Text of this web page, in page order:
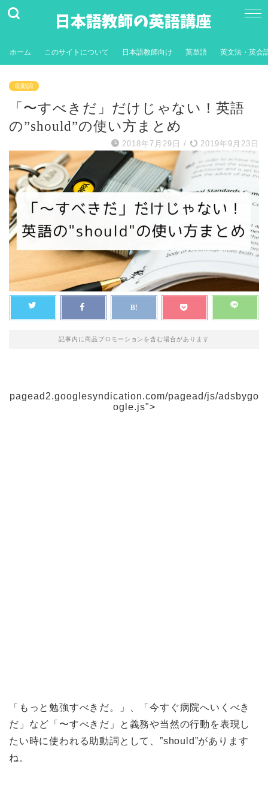
ホーム このサイトについて 日本語教師向け 英単語 英文法・英会
助動詞
「〜すべきだ」だけじゃない！英語
の”should”の使い方まとめ
2018年7月29日 / 2019年9月23日
記事内に商品プロモーションを含む場合があります
pagead2.googlesyndication.com/pagead/js/adsbygo
ogle.js">
「もっと勉強すべきだ。」、「今すぐ病院へいくべき
だ」など「〜すべきだ」と義務や当然の行動を表現し
たい時に使われる助動詞として、”should”があります
ね。